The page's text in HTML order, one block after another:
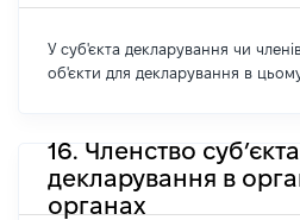
У суб'єкта декларування чи членів
об'єкти для декларування в цьому
16. Членство суб’єкта
декларування в
органах